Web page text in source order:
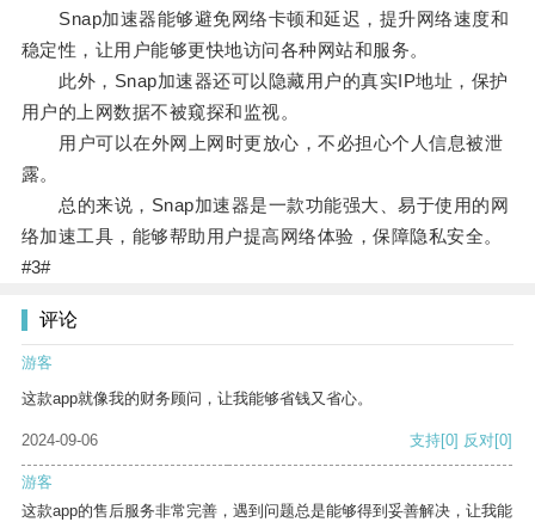
Snap加速器能够避免网络卡顿和延迟，提升网络速度和
稳定性，让用户能够更快地访问各种网站和服务。
此外，Snap加速器还可以隐藏用户的真实IP地址，保护
用户的上网数据不被窥探和监视。
用户可以在外网上网时更放心，不必担心个人信息被泄
露。
总的来说，Snap加速器是一款功能强大、易于使用的网
络加速工具，能够帮助用户提高网络体验，保障隐私安全。
#3#
评论
游客
这款app就像我的财务顾问，让我能够省钱又省心。
2024-09-06 支持[0] 反对[0]
游客
这款app的售后服务非常完善，遇到问题总是能够得到妥善解决，让我能